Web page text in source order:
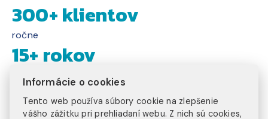
300+ klientov
ročne
15+ rokov
na trhu
20+ programov
na výber
Informácie o cookies
Tento web používa súbory cookie na zlepšenie
vášho zážitku pri prehliadaní webu. Z nich sú cookies,